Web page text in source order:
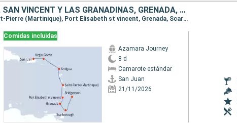
PUERTO RICO, ANTIGUA Y BARBUDA, SAN VINCENT Y LAS GRANADINAS, GRENADA, TRINIDAD Y TOBAGO, BARBADOS
Itinerario : San Juan, Virgin Gorda, Antigua, Saint-Pierre (Martinique), Port Elisabeth st vincent, Grenada, Scarborough, Bridgetown
Comidas incluidas
Azamara Journey
8 d
Camarote estándar
San Juan
21/11/2026